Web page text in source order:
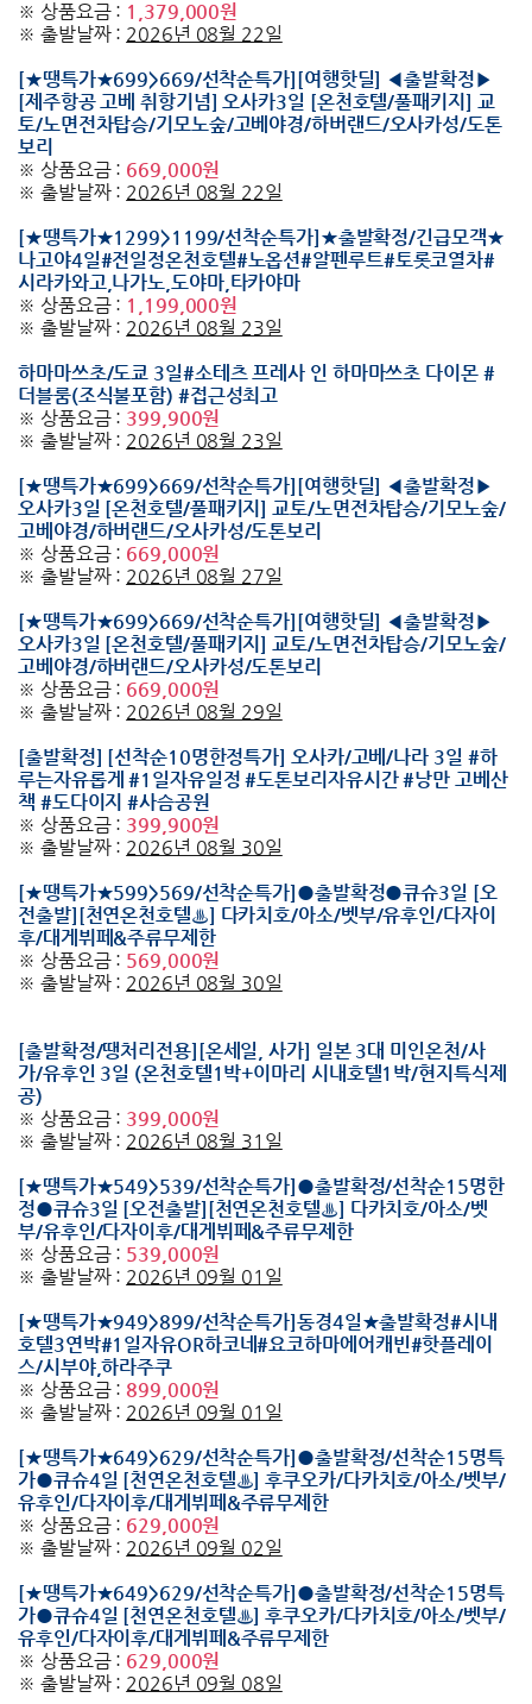
※ 상품요금 : 1,379,000원
※ 출발날짜 : 2026년 08월 22일
[★땡특가★699>669/선착순특가][여행핫딜] ◀출발확정▶
[제주항공 고베 취항기념] 오사카3일 [온천호텔/풀패키지] 교
토/노면전차탑승/기모노숲/고베야경/하버랜드/오사카성/도톤
보리
※ 상품요금 : 669,000원
※ 출발날짜 : 2026년 08월 22일
[★땡특가★1299>1199/선착순특가]★출발확정/긴급모객★
나고야4일#전일정온천호텔#노옵션#알펜루트#토롯코열차#
시라카와고,나가노,도야마,타카야마
※ 상품요금 : 1,199,000원
※ 출발날짜 : 2026년 08월 23일
하마마쓰초/도쿄 3일#소테츠 프레사 인 하마마쓰초 다이몬 #
더블룸(조식불포함) #접근성최고
※ 상품요금 : 399,900원
※ 출발날짜 : 2026년 08월 23일
[★땡특가★699>669/선착순특가][여행핫딜] ◀출발확정▶
오사카3일 [온천호텔/풀패키지] 교토/노면전차탑승/기모노숲/
고베야경/하버랜드/오사카성/도톤보리
※ 상품요금 : 669,000원
※ 출발날짜 : 2026년 08월 27일
[★땡특가★699>669/선착순특가][여행핫딜] ◀출발확정▶
오사카3일 [온천호텔/풀패키지] 교토/노면전차탑승/기모노숲/
고베야경/하버랜드/오사카성/도톤보리
※ 상품요금 : 669,000원
※ 출발날짜 : 2026년 08월 29일
[출발확정] [선착순10명한정특가] 오사카/고베/나라 3일 #하
루는자유롭게 #1일자유일정 #도톤보리자유시간 #낭만 고베산
책 #도다이지 #사슴공원
※ 상품요금 : 399,900원
※ 출발날짜 : 2026년 08월 30일
[★땡특가★599>569/선착순특가]●출발확정●큐슈3일 [오
전출발][천연온천호텔♨] 다카치호/아소/벳부/유후인/다자이
후/대게뷔페&주류무제한
※ 상품요금 : 569,000원
※ 출발날짜 : 2026년 08월 30일
[출발확정/땡처리전용][온세일, 사가] 일본 3대 미인온천/사
가/유후인 3일 (온천호텔1박+이마리 시내호텔1박/현지특식제
공)
※ 상품요금 : 399,000원
※ 출발날짜 : 2026년 08월 31일
[★땡특가★549>539/선착순특가]●출발확정/선착순15명한
정●큐슈3일 [오전출발][천연온천호텔♨] 다카치호/아소/벳
부/유후인/다자이후/대게뷔페&주류무제한
※ 상품요금 : 539,000원
※ 출발날짜 : 2026년 09월 01일
[★땡특가★949>899/선착순특가]동경4일★출발확정#시내
호텔3연박#1일자유OR하코네#요코하마에어캐빈#핫플레이
스/시부야,하라주쿠
※ 상품요금 : 899,000원
※ 출발날짜 : 2026년 09월 01일
[★땡특가★649>629/선착순특가]●출발확정/선착순15명특
가●큐슈4일 [천연온천호텔♨] 후쿠오카/다카치호/아소/벳부/
유후인/다자이후/대게뷔페&주류무제한
※ 상품요금 : 629,000원
※ 출발날짜 : 2026년 09월 02일
[★땡특가★649>629/선착순특가]●출발확정/선착순15명특
가●큐슈4일 [천연온천호텔♨] 후쿠오카/다카치호/아소/벳부/
유후인/다자이후/대게뷔페&주류무제한
※ 상품요금 : 629,000원
※ 출발날짜 : 2026년 09월 08일